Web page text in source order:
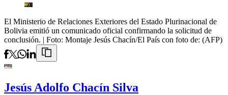
El Ministerio de Relaciones Exteriores del Estado Plurinacional de
Bolivia emitió un comunicado oficial confirmando la solicitud de
conclusión. | Foto: Montaje Jesús Chacín/El País con foto de: (AFP)
Jesús Adolfo Chacín Silva